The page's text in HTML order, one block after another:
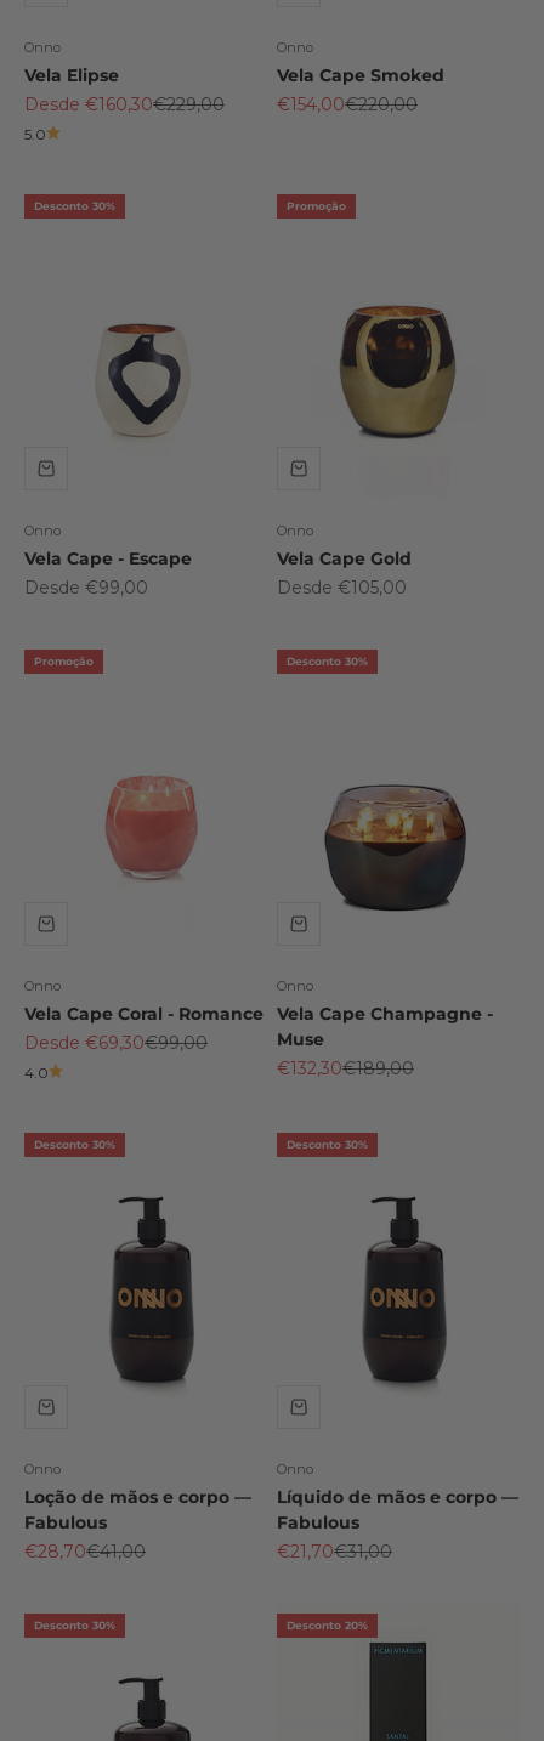
Onno
Vela Elipse
Preço promocional
Desde €160,30Preço normal
€229,00
5.0
Onno
Vela Cape Smoked
Preço promocional
€154,00Preço normal
€220,00
Desconto 30%
Onno
Vela Cape - Escape
Preço promocional
Desde €99,00
Promoção
Onno
Vela Cape Gold
Preço promocional
Desde €105,00
Promoção
Onno
Vela Cape Coral - Romance
Preço promocional
Desde €69,30Preço normal
€99,00
4.0
Desconto 30%
Onno
Vela Cape Champagne -
Muse
Preço promocional
€132,30Preço normal
€189,00
Desconto 30%
Onno
Loção de mãos e corpo —
Fabulous
Preço promocional
€28,70Preço normal
€41,00
Desconto 30%
Onno
Líquido de mãos e corpo —
Fabulous
Preço promocional
€21,70Preço normal
€31,00
Desconto 30% Desconto 20%